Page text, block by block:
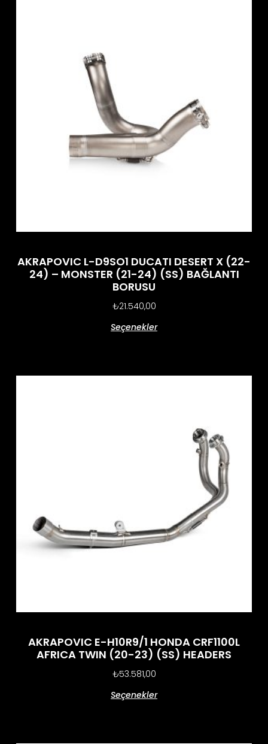
AKRAPOVIC L-D9SO1 DUCATI DESERT X (22-
24) – MONSTER (21-24) (SS) BAĞLANTI
BORUSU
₺21.540,00
Seçenekler
AKRAPOVIC E-H10R9/1 HONDA CRF1100L
AFRICA TWIN (20-23) (SS) HEADERS
₺53.581,00
Seçenekler